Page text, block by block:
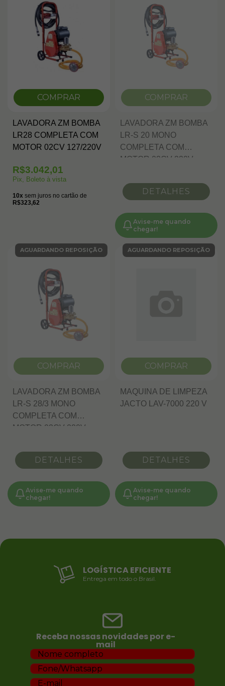
COMPRAR
LAVADORA ZM BOMBA
LR28 COMPLETA COM
MOTOR 02CV 127/220V
R$3.042,01
Pix, Boleto à vista
10x sem juros no cartão de
R$323,62
COMPRAR
LAVADORA ZM BOMBA
LR-S 20 MONO
COMPLETA COM
MOTOR 02CV 220V
DETALHES
Avise-me quando
chegar!
AGUARDANDO REPOSIÇÃO
COMPRAR
LAVADORA ZM BOMBA
LR-S 28/3 MONO
COMPLETA COM
MOTOR 03CV 220V
DETALHES
Avise-me quando
chegar!
AGUARDANDO REPOSIÇÃO
COMPRAR
MAQUINA DE LIMPEZA
JACTO LAV-7000 220 V
DETALHES
Avise-me quando
chegar!
LOGÍSTICA EFICIENTE
Entrega em todo o Brasil.
Receba nossas novidades por e-
mail